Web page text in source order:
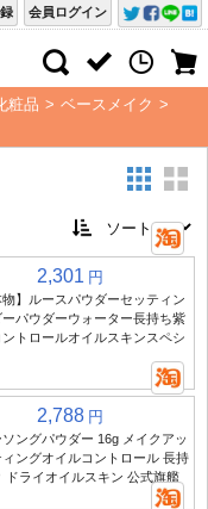
会員ログイン
粧品 > ベースメイク >
2,301 円
物】ルースパウダーセッティン
ーパウダーウォーター長持ち紫
ントロールオイルスキンスペシ
2,788 円
ングパウダー 16g メイクアッ
ィングオイルコントロール 長持
ドライオイルスキン 公式旗艦